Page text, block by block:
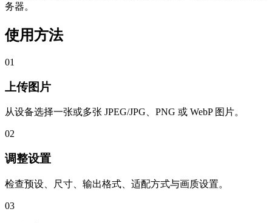
务器。
使用方法
01
上传图片
从设备选择一张或多张 JPEG/JPG、PNG 或 WebP 图片。
02
调整设置
检查预设、尺寸、输出格式、适配方式与画质设置。
03